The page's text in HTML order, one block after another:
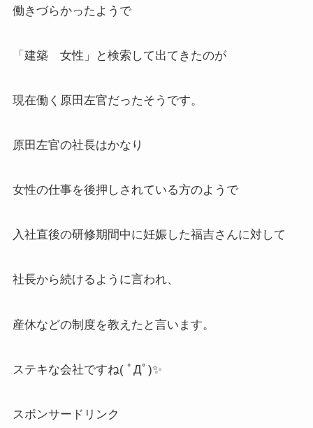
働きづらかったようで
「建築 女性」と検索して出てきたのが
現在働く原田左官だったそうです。
原田左官の社長はかなり
女性の仕事を後押しされている方のようで
入社直後の研修期間中に妊娠した福吉さんに対して
社長から続けるように言われ、
産休などの制度を教えたと言います。
ステキな会社ですね( ﾟДﾟ)✨
スポンサードリンク